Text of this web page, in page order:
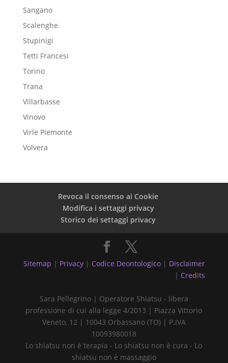
Sangano
Scalenghe
Stupinigi
Tetti Francesi
Torino
Trana
Villarbasse
Vinovo
Virle Piemonte
Volvera
Revoca il consenso ai Cookie
Modifica i settaggi privacy
Storico dei settaggi privacy
Sitemap | Privacy | Codice Deontologico | Disclaimer
| Credits
Sara Pellegrino | Operatore Shiatsu - libera
professione di cui alla legge 4/2013 | Piazza Vittorio
Veneto, 12 | 10043 Orbassano (TO) | P.IVA
10093980018
Lo shiatsu non è terapia - Lo shiatsu non è cura - Lo
shiatsu non è massaggio